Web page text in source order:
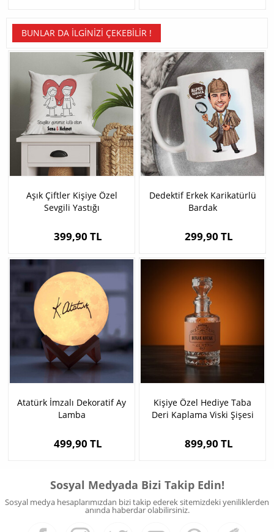
BUNLAR DA İLGINIZI ÇEKEBILIR !
Aşık Çiftler Kişiye Özel
Sevgili Yastığı
399,90 TL
Dedektif Erkek Karikatürlü
Bardak
299,90 TL
Atatürk İmzalı Dekoratif Ay
Lamba
499,90 TL
Kişiye Özel Hediye Taba
Deri Kaplama Viski Şişesi
899,90 TL
Sosyal Medyada Bizi Takip Edin!
Sosyal medya hesaplarımızdan bizi takip ederek sitemizdeki yeniliklerden
anında haberdar olabilirsiniz.